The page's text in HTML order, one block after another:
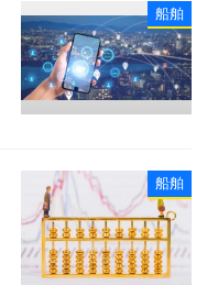
船舶
船舶